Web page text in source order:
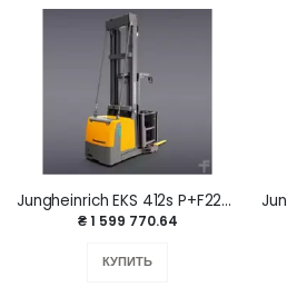
Jungheinrich EKS 412s P+F220 1050 DT
₴ 1 599 770.64
КУПИТЬ